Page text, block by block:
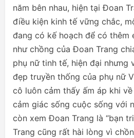
năm bên nhau, hiện tại Đoan
điều kiện kinh tế vững chắc,
đang có kế hoạch để có thêm
như chồng của Đoan Trang
phụ nữ tinh tế, hiện đại nhưng
đẹp truyền thống của phụ nữ
cô luôn cảm thấy ấm áp khi
cảm giác sống cuộc sống với
còn xem Đoan Trang là “bạn
Trang cũng rất hài lòng vì